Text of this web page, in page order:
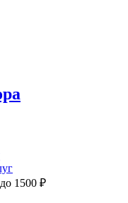
до 1500 ₽